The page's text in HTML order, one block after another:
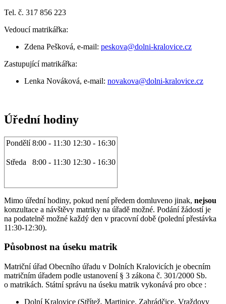
Tel. č. 317 856 223
Vedoucí matrikářka:
Zdena Pešková, e-mail: peskova@dolni-kralovice.cz
Zastupující matrikářka:
Lenka Nováková, e-mail: novakova@dolni-kralovice.cz
Úřední hodiny
Pondělí 8:00 - 11:30 12:30 - 16:30
Středa 8:00 - 11:30 12:30 - 16:30
Mimo úřední hodiny, pokud není předem domluveno jinak, nejsou
konzultace a návštěvy matriky na úřadě možné. Podání žádostí je
na podatelně možné každý den v pracovní době (polední přestávka
11:30-12:30).
Působnost na úseku matrik
Matriční úřad Obecního úřadu v Dolních Kralovicích je obecním
matričním úřadem podle ustanovení § 3 zákona č. 301/2000 Sb.
o matrikách. Státní správu na úseku matrik vykonává pro obce :
Dolní Kralovice (Střítež, Martinice, Zahrádčice, Vraždovy